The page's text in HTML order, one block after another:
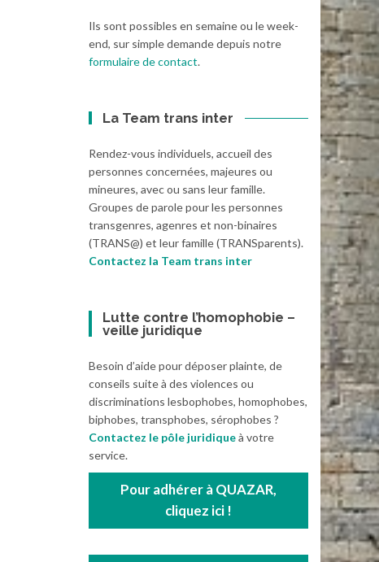
Ils sont possibles en semaine ou le week-
end, sur simple demande depuis notre
formulaire de contact.
La Team trans inter
Rendez-vous individuels, accueil des
personnes concernées, majeures ou
mineures, avec ou sans leur famille.
Groupes de parole pour les personnes
transgenres, agenres et non-binaires
(TRANS@) et leur famille (TRANSparents).
Contactez la Team trans inter
Lutte contre l’homophobie –
veille juridique
Besoin d’aide pour déposer plainte, de
conseils suite à des violences ou
discriminations lesbophobes, homophobes,
biphobes, transphobes, sérophobes ?
Contactez le pôle juridiqueà votre
service.
Pour adhérer à QUAZAR,
cliquez ici !